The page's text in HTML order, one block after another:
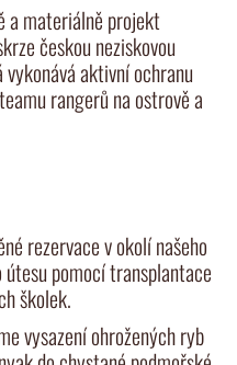
a materiálně projekt
českou neziskovou
aktivní ochranu
rangerů na ostrově a
rezervace v okolí našeho
pomocí transplantace
školek.
vysazení ohrožených ryb